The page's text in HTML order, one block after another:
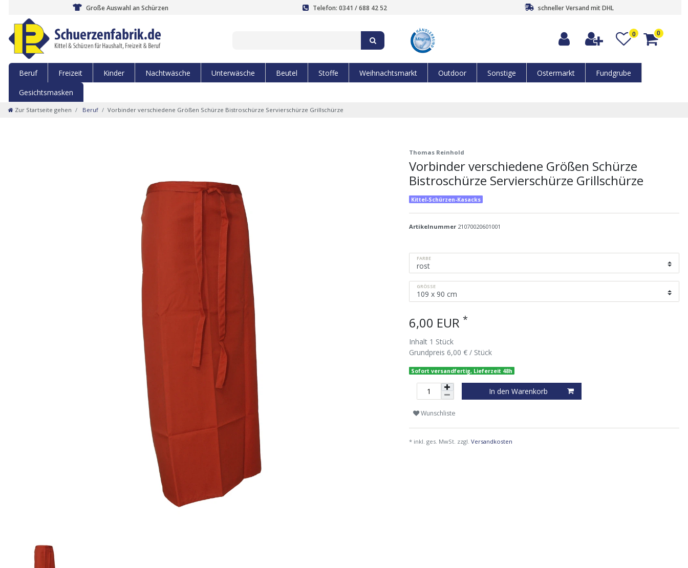
Große Auswahl an Schürzen Telefon: 0341 / 688 42 52 schneller Versand mit DHL
0 0
Beruf Freizeit Kinder Nachtwäsche Unterwäsche Beutel Stoffe Weihnachtsmarkt Outdoor Sonstige Ostermarkt
Fundgrube
Gesichtsmasken
Zur Startseite gehen Beruf Vorbinder verschiedene Größen Schürze Bistroschürze Servierschürze Grillschürze
Thomas Reinhold
Vorbinder verschiedene Größen Schürze
Bistroschürze Servierschürze Grillschürze
Kittel-Schürzen-Kasacks
Artikelnummer 21070020601001
FARBE
GRÖSSE
6,00 EUR *
Inhalt 1 Stück
Grundpreis 6,00 € / Stück
Sofort versandfertig, Lieferzeit 48h
In den Warenkorb
Wunschliste
* inkl. ges. MwSt. zzgl. Versandkosten